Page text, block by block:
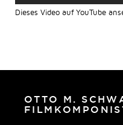
Dieses Video auf YouTube
OTTO M.